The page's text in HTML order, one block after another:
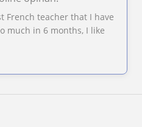
French teacher that I have
much in 6 months, I like